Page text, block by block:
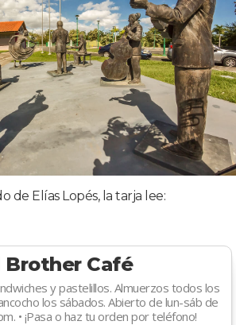
de Elías Lopés, la tarja lee:
Brother Café
y pastelillos. Almuerzos todos los
los sábados. Abierto de lun-sáb de
• ¡Pasa o haz tu orden por teléfono!